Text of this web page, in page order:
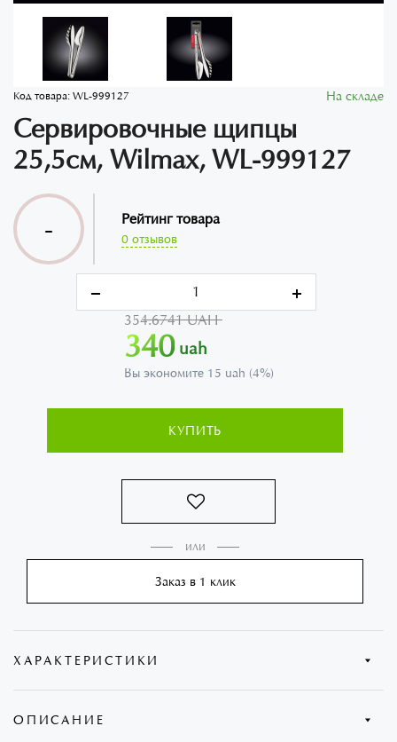
Код товара:WL‑999127 На складе
Сервировочные щипцы
25,5см, Wilmax, WL‑999127
- Рейтинг товара
0 отзывов
354.6741 UAH
340 uah
Вы экономите 15 uah (4%)
КУПИТЬ
Заказ в 1 клик
ХАРАКТЕРИСТИКИ
ОПИСАНИЕ